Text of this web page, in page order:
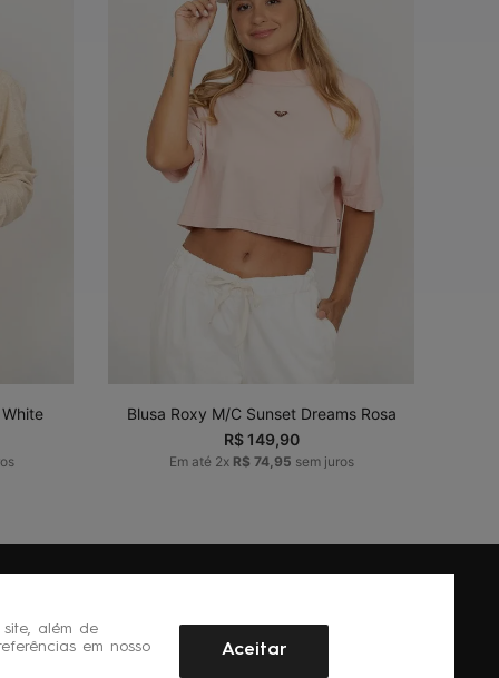
além de
em nosso
Aceitar
GG
Blusa Roxy M/C Sunset Dreams Rosa
R$149,90
Em até 2x R$ 74,95 sem juros